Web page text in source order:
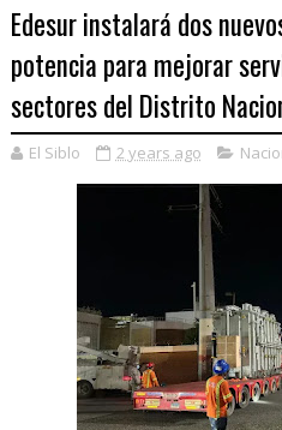
Edesur instalará dos
potencia para mejorar
sectores del Distrito
El Siblo 2 years ago